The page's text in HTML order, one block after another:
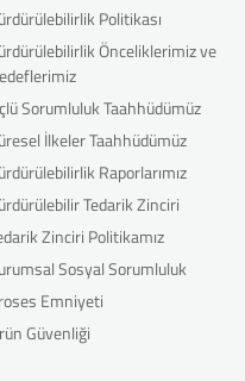
Politikası
Önceliklerimiz ve
Sorumluluk Taahhüdümüz
İlkeler Taahhüdümüz
Raporlarımız
Tedarik Zinciri
Zinciri Politikamız
Sosyal Sorumluluk
Emniyeti
Güvenliği